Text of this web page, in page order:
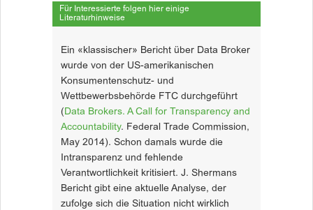
Für Interessierte folgen hier einige
Literaturhinweise
Ein «klassischer» Bericht über Data Broker
wurde von der US-amerikanischen
Konsumentenschutz- und
Wettbewerbsbehörde FTC durchgeführt
( Data Brokers. A Call for Transparency and
Accountability. Federal Trade Commission,
May 2014). Schon damals wurde die
Intransparenz und fehlende
Verantwortlichkeit kritisiert. J. Shermans
Bericht gibt eine aktuelle Analyse, der
zufolge sich die Situation nicht wirklich